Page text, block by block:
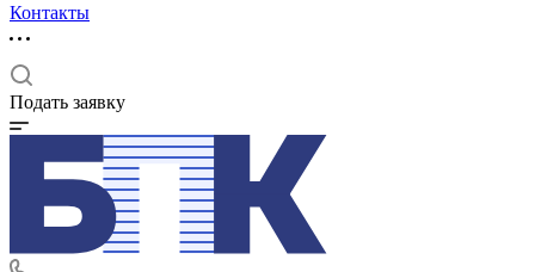
Контакты
Подать заявку